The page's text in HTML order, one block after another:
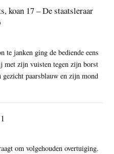
koan 17 – De staatsleraar
te janken ging de bediende eens
met zijn vuisten tegen zijn borst
paarsblauw en zijn mond
om volgehouden overtuiging.